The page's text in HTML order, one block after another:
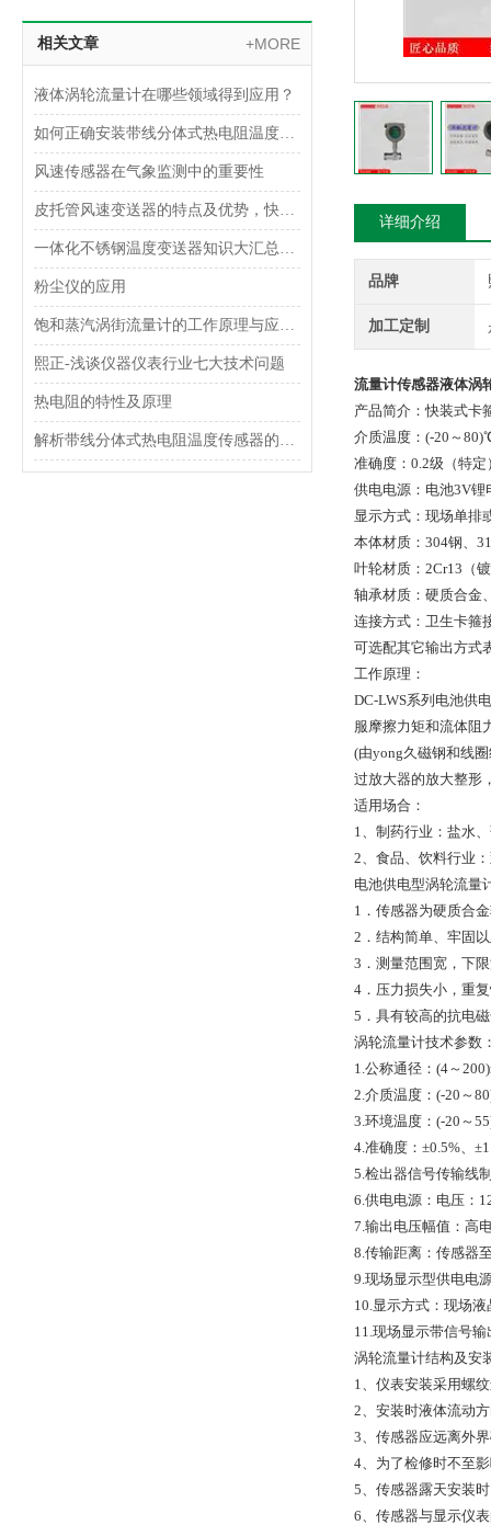
相关文章 +MORE
液体涡轮流量计在哪些领域得到应用？
如何正确安装带线分体式热电阻温度传感器？
风速传感器在气象监测中的重要性
皮托管风速变送器的特点及优势，快来了解一下吧
一体化不锈钢温度变送器知识大汇总，入门必看！
粉尘仪的应用
饱和蒸汽涡街流量计的工作原理与应用分析
熙正-浅谈仪器仪表行业七大技术问题
热电阻的特性及原理
解析带线分体式热电阻温度传感器的工作原理
详细介绍
品牌
加工定制
流量计传感器液体涡
产品简介：快装式卡
介质温度：(-20～
准确度：0.2级（特
供电电源：电池3V锂
显示方式：现场单排
本体材质：304钢、
叶轮材质：2Cr13（
轴承材质：硬质合金
连接方式：卫生卡箍
可选配其它输出方式
工作原理：
DC-LWS系列电池供
服摩擦力矩和流体阻
(由yong久磁钢和线
过放大器的放大整形
适用场合：
1、制药行业：盐水
2、食品、饮料行业
电池供电型涡轮流量
1．传感器为硬质合
2．结构简单、牢固
3．测量范围宽，下
4．压力损失小，重
5．具有较高的抗电
涡轮流量计技术参数
1.公称通径：(4～
2.介质温度：(-20～
3.环境温度：(-20～
4.准确度：±0.5%、
5.检出器信号传输线
6.供电电源：电压：
7.输出电压幅值：高
8.传输距离：传感器
9.现场显示型供电电
10.显示方式：现场
11.现场显示带信号
涡轮流量计结构及安
1、仪表安装采用螺
2、安装时液体流动
3、传感器应远离外
4、为了检修时不至
5、传感器露天安装
6、传感器与显示仪